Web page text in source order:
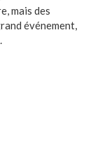
mais des
événement,